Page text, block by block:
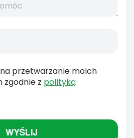
przetwarzanie moich
zgodnie z polityką
WYŚLIJ